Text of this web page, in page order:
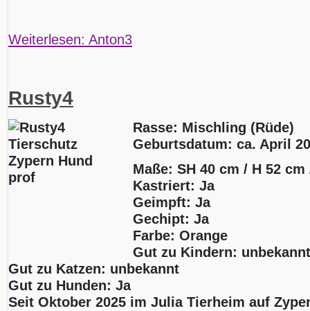
Weiterlesen: Anton3
Rusty4
Rasse: Mischling (Rüde)
Geburtsdatum: ca. April
Maße: SH 40 cm / H 52
Kastriert: Ja
Geimpft: Ja
Gechipt: Ja
Farbe: Orange
Gut zu Kindern: unbekannt
Gut zu Katzen: unbekannt
Gut zu Hunden: Ja
Seit Oktober 2025 im Julia Tierheim auf